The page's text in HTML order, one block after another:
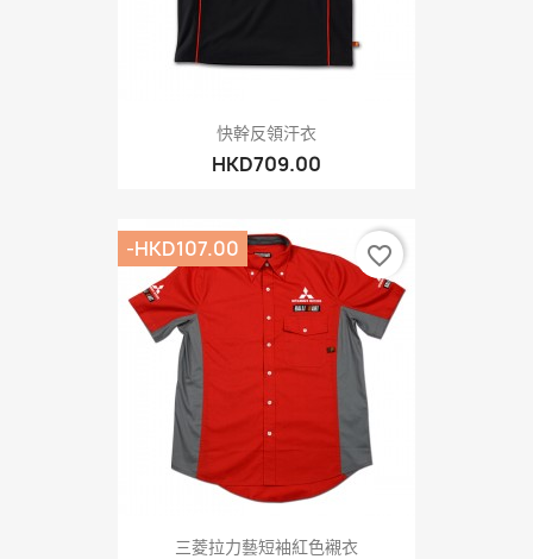
快幹反領汗衣
HKD709.00
三菱拉力藝短袖紅色襯衣
-HKD107.00 favorite_border